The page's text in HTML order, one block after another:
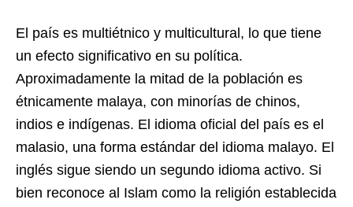
El país es multiétnico y multicultural, lo que tiene
un efecto significativo en su política.
Aproximadamente la mitad de la población es
étnicamente malaya, con minorías de chinos,
indios e indígenas. El idioma oficial del país es el
malasio, una forma estándar del idioma malayo. El
inglés sigue siendo un segundo idioma activo. Si
bien reconoce al Islam como la religión establecida